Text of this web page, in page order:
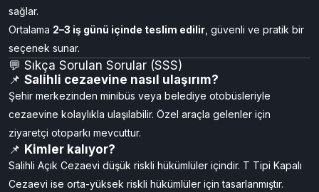
Mektup Gönderme:
cezaevinemektup.comüzerinden dijital mektup yazıp
gönderebilirsiniz.
Sistem otomatik zarf hazırlar, PTT ile gönderir ve takip kodu
sağlar.
Ortalama2–3 iş günü içinde teslim edilir, güvenli ve pratik bir
seçenek sunar.
💬 Sıkça Sorulan Sorular (SSS)
📌 Salihli cezaevine nasıl ulaşırım?
Şehir merkezinden minibüs veya belediye otobüsleriyle
cezaevine kolaylıkla ulaşılabilir. Özel araçla gelenler için